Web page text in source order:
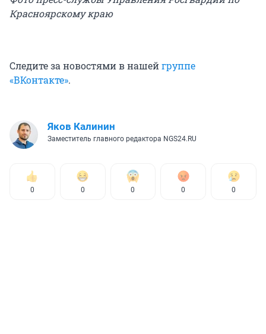
Красноярскому краю
Следите за новостями в нашейгруппе
«ВКонтакте».
Яков Калинин
Заместитель главного редактора NGS24.RU
0 0 0 0 0